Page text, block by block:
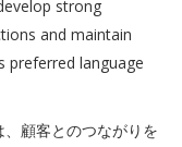
strong
and maintain
preferred language
、顧客とのつながりを